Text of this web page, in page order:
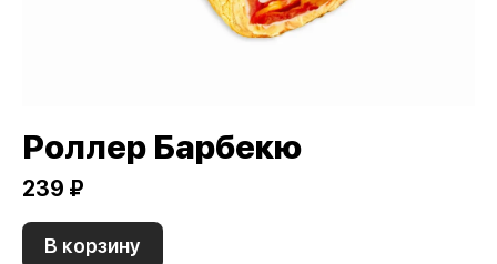
Роллер Барбекю
239 ₽
В корзину